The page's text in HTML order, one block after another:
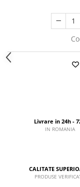
Livrare in 24h -
IN ROMANIA
CALITATE
PRODUSE